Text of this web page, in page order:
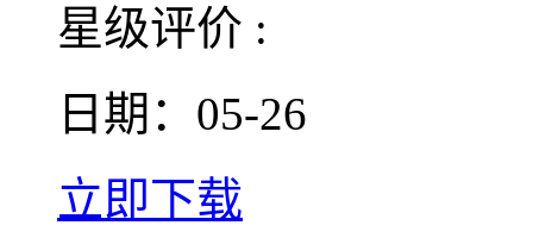
星级评价 :
日期：05-26
立即下载